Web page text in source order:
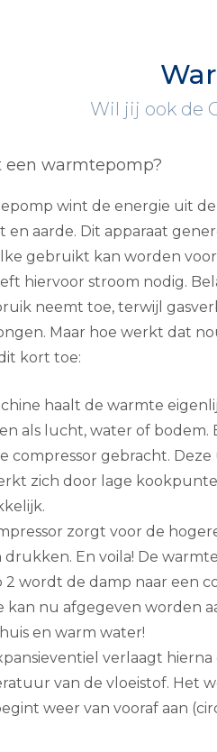
Wil jij ook de
een warmtepomp?
wint de energie uit
en aarde. Dit apparaat
gebruikt kan worden
hiervoor stroom nodig.
neemt toe, terwijl
Maar hoe werkt dat
kort toe:
haalt de warmte
als lucht, water of bodem.
compressor gebracht.
zich door lage
zorgt voor de
drukken. En voila! De
2 wordt de damp naar een
kan nu afgegeven worden
en warm water!
verlaagt
van de vloeistof. Het
weer van vooraf aan